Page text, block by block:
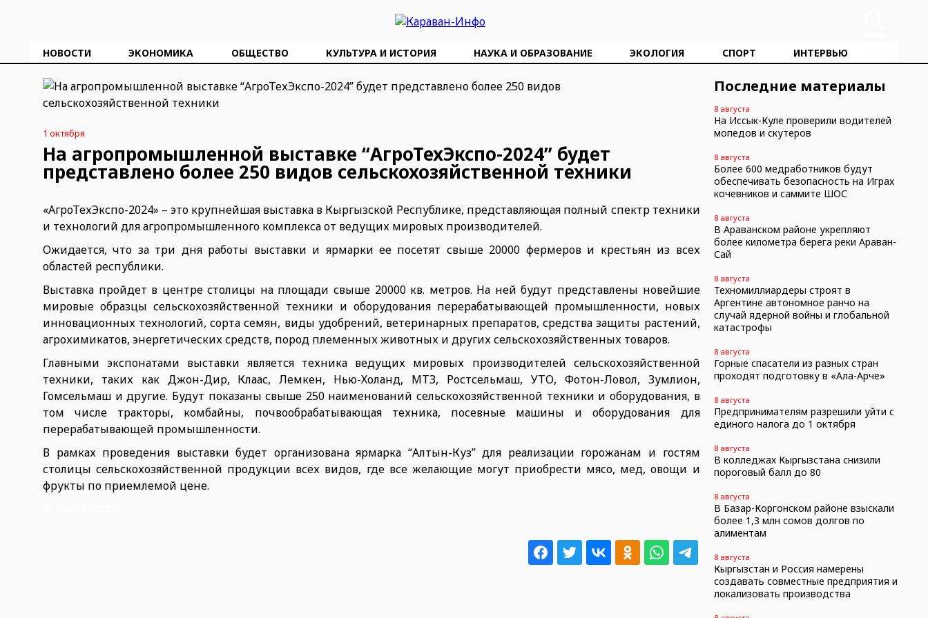
НОВОСТИ ЭКОНОМИКА ОБЩЕСТВО КУЛЬТУРА И ИСТОРИЯ НАУКА И ОБРАЗОВАНИЕ ЭКОЛОГИЯ СПОРТ ИНТЕРВЬЮ
1 октября
На агропромышленной выставке “АгроТехЭкспо-2024” будет
представлено более 250 видов сельскохозяйственной техники
«АгроТехЭкспо-2024» – это крупнейшая выставка в Кыргызской Республике, представляющая полный спектр техники
и технологий для агропромышленного комплекса от ведущих мировых производителей.
Ожидается, что за три дня работы выставки и ярмарки ее посетят свыше 20000 фермеров и крестьян из всех
областей республики.
Выставка пройдет в центре столицы на площади свыше 20000 кв. метров. На ней будут представлены новейшие
мировые образцы сельскохозяйственной техники и оборудования перерабатывающей промышленности, новых
инновационных технологий, сорта семян, виды удобрений, ветеринарных препаратов, средства защиты растений,
агрохимикатов, энергетических средств, пород племенных животных и других сельскохозяйственных товаров.
Главными экспонатами выставки является техника ведущих мировых производителей сельскохозяйственной
техники, таких как Джон-Дир, Клаас, Лемкен, Нью-Холанд, МТЗ, Ростсельмаш, УТО, Фотон-Ловол, Зумлион,
Гомсельмаш и другие. Будут показаны свыше 250 наименований сельскохозяйственной техники и оборудования, в
том числе тракторы, комбайны, почвообрабатывающая техника, посевные машины и оборудования для
перерабатывающей промышленности.
В рамках проведения выставки будет организована ярмарка “Алтын-Куз” для реализации горожанам и гостям
столицы сельскохозяйственной продукции всех видов, где все желающие могут приобрести мясо, мед, овощи и
фрукты по приемлемой цене.
Последние материалы
8 августа
На Иссык-Куле проверили водителей
мопедов и скутеров
8 августа
Более 600 медработников будут
обеспечивать безопасность на Играх
кочевников и саммите ШОС
8 августа
В Араванском районе укрепляют
более километра берега реки Араван-
Сай
8 августа
Техномиллиардеры строят в
Аргентине автономное ранчо на
случай ядерной войны и глобальной
катастрофы
8 августа
Горные спасатели из разных стран
проходят подготовку в «Ала-Арче»
8 августа
Предпринимателям разрешили уйти с
единого налога до 1 октября
8 августа
В колледжах Кыргызстана снизили
пороговый балл до 80
8 августа
В Базар-Коргонском районе взыскали
более 1,3 млн сомов долгов по
алиментам
8 августа
Кыргызстан и Россия намерены
создавать совместные предприятия и
локализовать производства